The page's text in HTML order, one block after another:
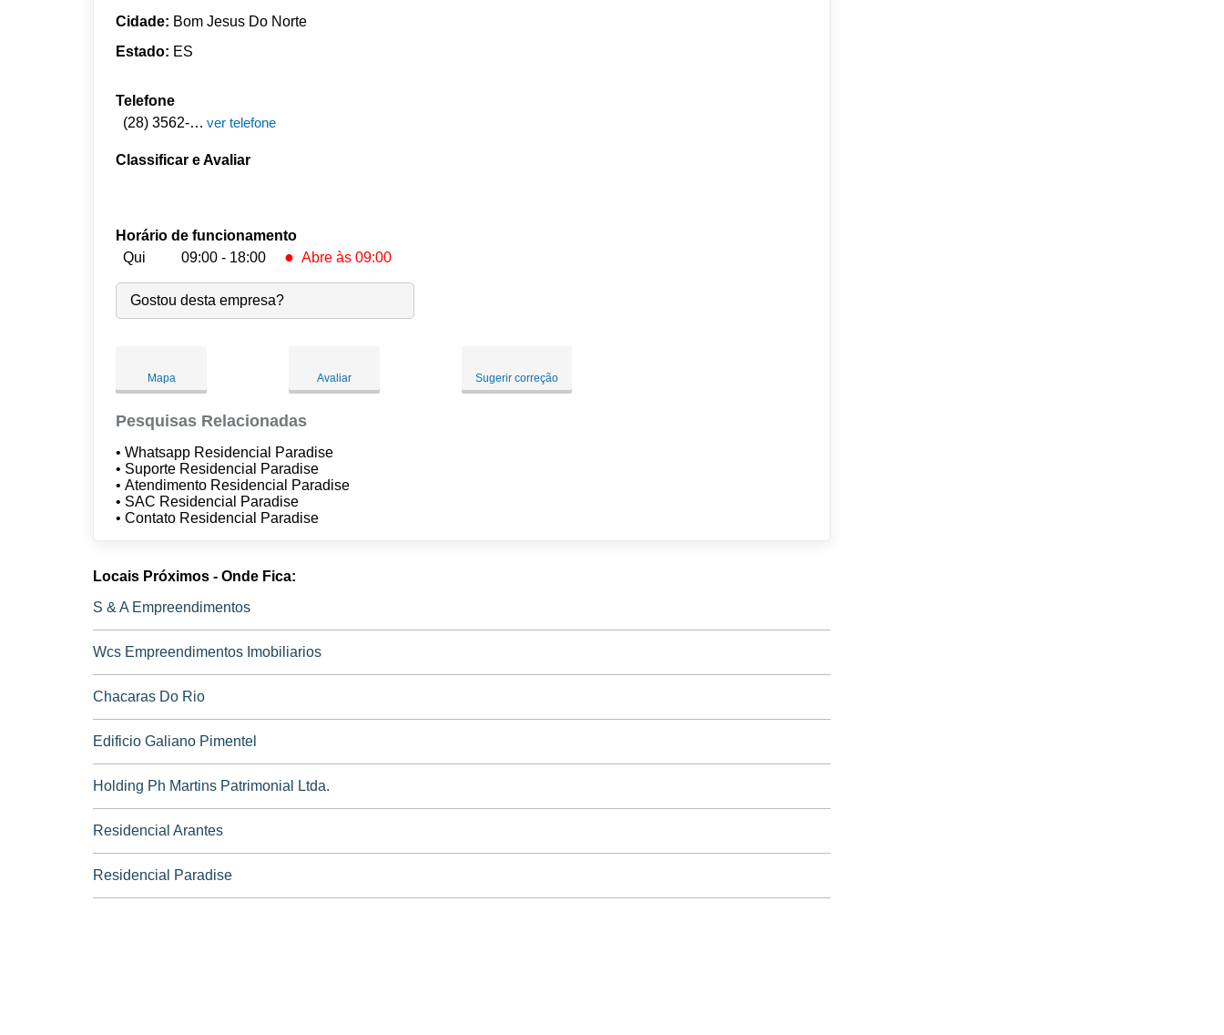
Cidade: Bom Jesus Do Norte
Estado: ES
Telefone
(28) 3562-1184
ver telefone
Classificar e Avaliar
Horário de funcionamento
Qui
09:00 - 18:00 ● Abre às 09:00
Seg: 09:00
Ter:
09:00-18:00
Sex:
Dom:
Fechado
Gostou desta empresa?
Mapa Avaliar Sugerir correção
Pesquisas Relacionadas
• Whatsapp Residencial Paradise
• Suporte Residencial Paradise
• Atendimento Residencial Paradise
• SAC Residencial Paradise
• Contato Residencial Paradise
Locais Próximos - Onde Fica:
S & A Empreendimentos
Wcs Empreendimentos Imobiliarios
Chacaras Do Rio
Edificio Galiano Pimentel
Holding Ph Martins Patrimonial Ltda.
Residencial Arantes
Residencial Paradise